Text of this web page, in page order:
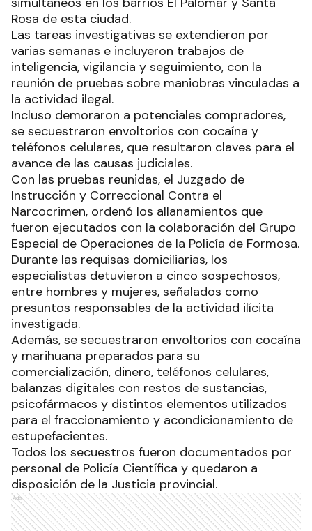
Integrantes de la Dirección General de Drogas
Peligrosas desbarataron puntos de venta de
estupefacientes durante allanamientos
simultáneos en los barrios El Palomar y Santa
Rosa de esta ciudad.
Las tareas investigativas se extendieron por
varias semanas e incluyeron trabajos de
inteligencia, vigilancia y seguimiento, con la
reunión de pruebas sobre maniobras vinculadas a
la actividad ilegal.
Incluso demoraron a potenciales compradores,
se secuestraron envoltorios con cocaína y
teléfonos celulares, que resultaron claves para el
avance de las causas judiciales.
Con las pruebas reunidas, el Juzgado de
Instrucción y Correccional Contra el
Narcocrimen, ordenó los allanamientos que
fueron ejecutados con la colaboración del Grupo
Especial de Operaciones de la Policía de Formosa.
Durante las requisas domiciliarias, los
especialistas detuvieron a cinco sospechosos,
entre hombres y mujeres, señalados como
presuntos responsables de la actividad ilícita
investigada.
Además, se secuestraron envoltorios con cocaína
y marihuana preparados para su
comercialización, dinero, teléfonos celulares,
balanzas digitales con restos de sustancias,
psicofármacos y distintos elementos utilizados
para el fraccionamiento y acondicionamiento de
estupefacientes.
Todos los secuestros fueron documentados por
personal de Policía Científica y quedaron a